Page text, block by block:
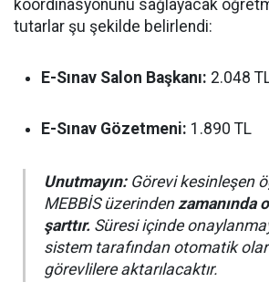
koordinasyonunu sağlayacak
tutarlar şu şekilde belirlendi:
E-Sınav Salon Başkanı: 2.048
E-Sınav Gözetmeni: 1.890 TL
Unutmayın:Görevi kesinleşen
MEBBİS üzerinden zamanında
şarttır. Süresi içinde
sistem tarafından otomatik
görevlilere aktarılacaktır.